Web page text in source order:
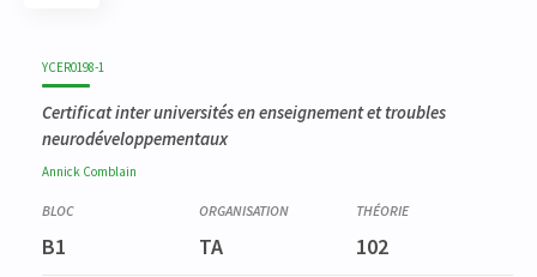
YCER0198-1
Certificat inter universités en enseignement et troubles
neurodéveloppementaux
Annick Comblain
B1 TA 102